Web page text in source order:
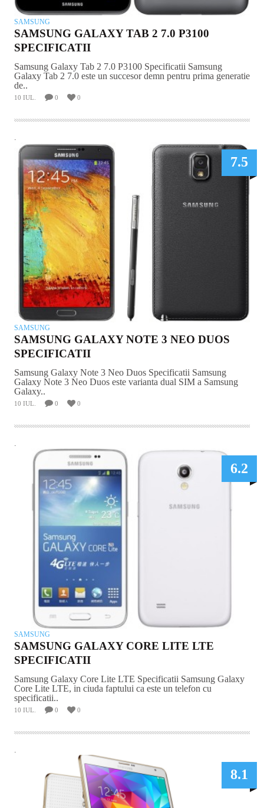
SAMSUNG
SAMSUNG GALAXY TAB 2 7.0 P3100
SPECIFICATII
Samsung Galaxy Tab 2 7.0 P3100 Specificatii Samsung
Galaxy Tab 2 7.0 este un succesor demn pentru prima generatie
de..
10 IUL. 0 0
7.5
SAMSUNG
SAMSUNG GALAXY NOTE 3 NEO DUOS
SPECIFICATII
Samsung Galaxy Note 3 Neo Duos Specificatii Samsung
Galaxy Note 3 Neo Duos este varianta dual SIM a Samsung
Galaxy..
10 IUL. 0 0
.
6.2
SAMSUNG
SAMSUNG GALAXY CORE LITE LTE
SPECIFICATII
Samsung Galaxy Core Lite LTE Specificatii Samsung Galaxy
Core Lite LTE, in ciuda faptului ca este un telefon cu
specificatii..
10 IUL. 0 0
8.1